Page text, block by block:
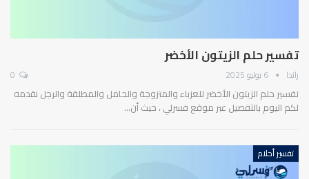
تفسير حلم الزيتون الأخضر
راندا 6 يوليو 2025
تفسير حلم الزيتون الأخضر للعزباء والمتزوجة والحامل والمطلقة والرجل نقدمه
لكم اليوم بالتفصيل عبر موقع فسرلي ، حيث أن…
تفسير أحلام